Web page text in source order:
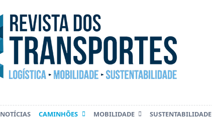
NOTÍCIAS CAMINHÕES MOBILIDADE SUSTENTABILIDADE